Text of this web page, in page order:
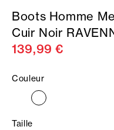
Boots Homme
Cuir Noir
139,99 €
Couleur
Taille